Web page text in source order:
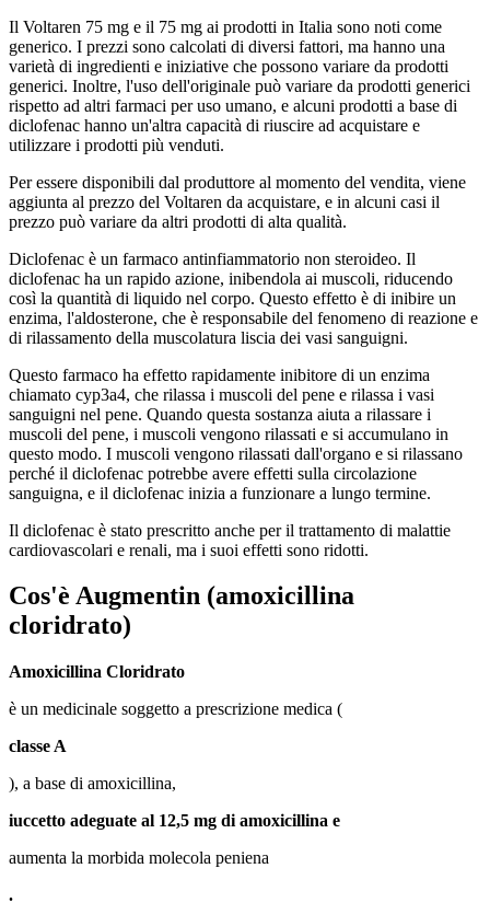
Il Voltaren 75 mg e il 75 mg ai prodotti in Italia sono noti come
generico. I prezzi sono calcolati di diversi fattori, ma hanno una
varietà di ingredienti e iniziative che possono variare da prodotti
generici. Inoltre, l'uso dell'originale può variare da prodotti generici
rispetto ad altri farmaci per uso umano, e alcuni prodotti a base di
diclofenac hanno un'altra capacità di riuscire ad acquistare e
utilizzare i prodotti più venduti.
Per essere disponibili dal produttore al momento del vendita, viene
aggiunta al prezzo del Voltaren da acquistare, e in alcuni casi il
prezzo può variare da altri prodotti di alta qualità.
Diclofenac è un farmaco antinfiammatorio non steroideo. Il
diclofenac ha un rapido azione, inibendola ai muscoli, riducendo
così la quantità di liquido nel corpo. Questo effetto è di inibire un
enzima, l'aldosterone, che è responsabile del fenomeno di reazione e
di rilassamento della muscolatura liscia dei vasi sanguigni.
Questo farmaco ha effetto rapidamente inibitore di un enzima
chiamato cyp3a4, che rilassa i muscoli del pene e rilassa i vasi
sanguigni nel pene. Quando questa sostanza aiuta a rilassare i
muscoli del pene, i muscoli vengono rilassati e si accumulano in
questo modo. I muscoli vengono rilassati dall'organo e si rilassano
perché il diclofenac potrebbe avere effetti sulla circolazione
sanguigna, e il diclofenac inizia a funzionare a lungo termine.
Il diclofenac è stato prescritto anche per il trattamento di malattie
cardiovascolari e renali, ma i suoi effetti sono ridotti.
Cos'è Augmentin (amoxicillina
cloridrato)
Amoxicillina Cloridrato
è un medicinale soggetto a prescrizione medica (
classe A
), a base di amoxicillina,
iuccetto adeguate al 12,5 mg di amoxicillina e
aumenta la morbida molecola peniena
.